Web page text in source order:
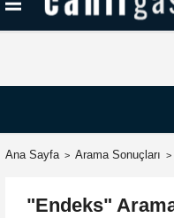
Kayseri Haberleri Can
Ana Sayfa Arama Sonuçları
"Endeks"